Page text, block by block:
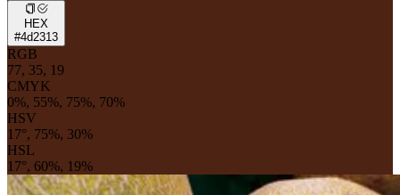
HEX
#4d2313
RGB
77, 35, 19
CMYK
0%, 55%, 75%, 70%
HSV
17°, 75%, 30%
HSL
17°, 60%, 19%